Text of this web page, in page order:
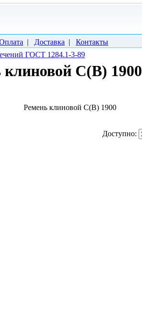
| Доставка | Контакты
ГОСТ 1284.1-3-89
клиновой С(В) 1900
Ремень клиновой С(В) 1900
Доступно: